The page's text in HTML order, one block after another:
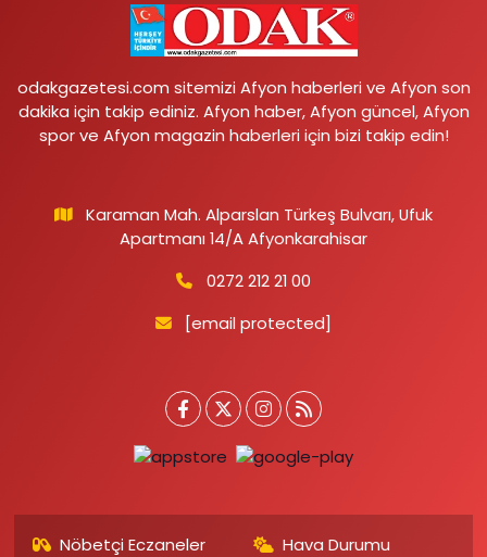
odakgazetesi.com sitemizi Afyon haberleri ve Afyon son
dakika için takip ediniz. Afyon haber, Afyon güncel, Afyon
spor ve Afyon magazin haberleri için bizi takip edin!
Karaman Mah. Alparslan Türkeş Bulvarı, Ufuk
Apartmanı 14/A Afyonkarahisar
0272 212 21 00
[email protected]
Nöbetçi Eczaneler
Hava Durumu